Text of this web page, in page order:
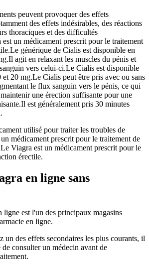
peuvent provoquer des effets
des effets indésirables, des réactions
thoraciques et des difficultés
un médicament prescrit pour le traitement
générique de Cialis est disponible en
agit en relaxant les muscles du pénis et
vers celui-ci.Le Cialis est disponible
20 mg.Le Cialis peut être pris avec ou sans
le flux sanguin vers le pénis, ce qui
une érection suffisante pour une
est généralement pris 30 minutes
utilisé pour traiter les troubles de
médicament prescrit pour le traitement de
Viagra est un médicament prescrit pour le
érectile.
en ligne sans
ligne est l'un des principaux magasins
en ligne.
un des effets secondaires les plus courants, il
de consulter un médecin avant de